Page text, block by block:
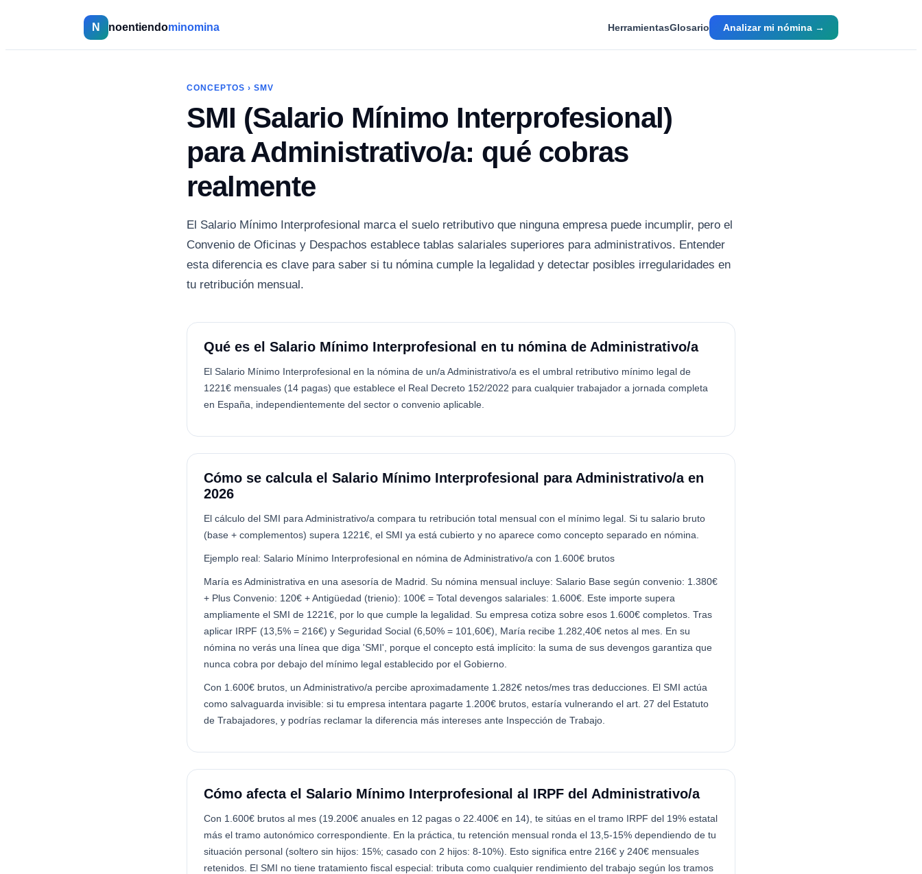
N noentiendominomina HerramientasGlosario Analizar mi nómina →
CONCEPTOS › SMV
SMI (Salario Mínimo Interprofesional)
para Administrativo/a: qué cobras
realmente
El Salario Mínimo Interprofesional marca el suelo retributivo que ninguna empresa puede incumplir, pero el
Convenio de Oficinas y Despachos establece tablas salariales superiores para administrativos. Entender
esta diferencia es clave para saber si tu nómina cumple la legalidad y detectar posibles irregularidades en
tu retribución mensual.
Qué es el Salario Mínimo Interprofesional en tu nómina de Administrativo/a
El Salario Mínimo Interprofesional en la nómina de un/a Administrativo/a es el umbral retributivo mínimo legal de
1221€ mensuales (14 pagas) que establece el Real Decreto 152/2022 para cualquier trabajador a jornada completa
en España, independientemente del sector o convenio aplicable.
Cómo se calcula el Salario Mínimo Interprofesional para Administrativo/a en
2026
El cálculo del SMI para Administrativo/a compara tu retribución total mensual con el mínimo legal. Si tu salario bruto
(base + complementos) supera 1221€, el SMI ya está cubierto y no aparece como concepto separado en nómina.
Ejemplo real: Salario Mínimo Interprofesional en nómina de Administrativo/a con 1.600€ brutos
María es Administrativa en una asesoría de Madrid. Su nómina mensual incluye: Salario Base según convenio: 1.380€
+ Plus Convenio: 120€ + Antigüedad (trienio): 100€ = Total devengos salariales: 1.600€. Este importe supera
ampliamente el SMI de 1221€, por lo que cumple la legalidad. Su empresa cotiza sobre esos 1.600€ completos. Tras
aplicar IRPF (13,5% = 216€) y Seguridad Social (6,50% = 101,60€), María recibe 1.282,40€ netos al mes. En su
nómina no verás una línea que diga 'SMI', porque el concepto está implícito: la suma de sus devengos garantiza que
nunca cobra por debajo del mínimo legal establecido por el Gobierno.
Con 1.600€ brutos, un Administrativo/a percibe aproximadamente 1.282€ netos/mes tras deducciones. El SMI actúa
como salvaguarda invisible: si tu empresa intentara pagarte 1.200€ brutos, estaría vulnerando el art. 27 del Estatuto
de Trabajadores, y podrías reclamar la diferencia más intereses ante Inspección de Trabajo.
Cómo afecta el Salario Mínimo Interprofesional al IRPF del Administrativo/a
Con 1.600€ brutos al mes (19.200€ anuales en 12 pagas o 22.400€ en 14), te sitúas en el tramo IRPF del 19% estatal
más el tramo autonómico correspondiente. En la práctica, tu retención mensual ronda el 13,5-15% dependiendo de tu
situación personal (soltero sin hijos: 15%; casado con 2 hijos: 8-10%). Esto significa entre 216€ y 240€ mensuales
retenidos. El SMI no tiene tratamiento fiscal especial: tributa como cualquier rendimiento del trabajo según los tramos